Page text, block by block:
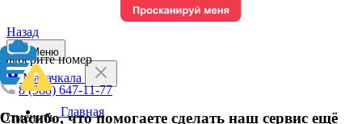
Назад
Выберите номер
8 (988) 647-11-77
Отменить
Спасибо, что помогаете сделать наш сервис ещё
Меню
Махачкала
Главная